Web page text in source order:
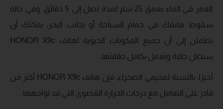
الغمر في الماء بعمق 25 سم لمدة تصل إلى 5 دقائق. وفي حالة
سقوط هاتفك في حمام السباحة أو بجانب البحر، يمكنك أن
تطمئن إلى أن جميع المكونات الحيوية لهاتف HONOR X9c
ستظل جافة وتعمل بكامل طاقتها.
أخيرًا، بالنسبة لمخيمي الصحراء، فإن هاتف HONOR X9c أكثر من
قادر على التعامل مع درجات الحرارة القصوى التي قد تواجهها.